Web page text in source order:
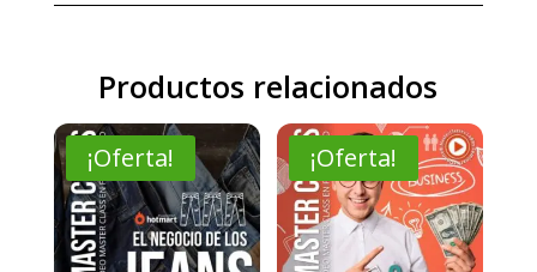
Productos relacionados
¡Oferta! ¡Oferta!